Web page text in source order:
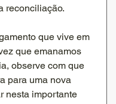
reconciliação.
que vive em
que emanamos
observe com que
para uma nova
nesta importante